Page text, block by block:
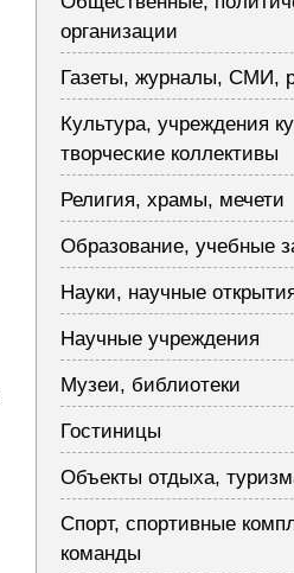
организации
Газеты, журналы, СМИ,
Культура, учреждения
творческие коллективы
Религия, храмы, мечети
Образование, учебные
Науки, научные
Научные учреждения
Музеи, библиотеки
Гостиницы
Объекты отдыха,
Спорт, спортивные
команды